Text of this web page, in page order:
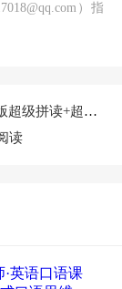
）指
标3合1课程（126节）
读